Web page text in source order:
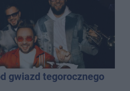
gwiazd tegorocznego